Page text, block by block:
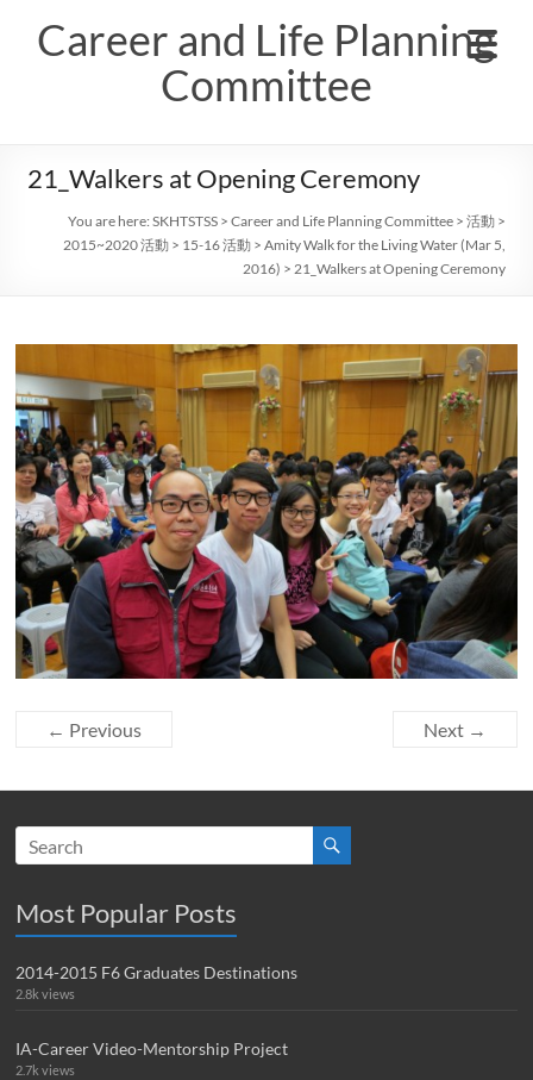
contentCareer and Life Planning
Committee
21_Walkers at Opening Ceremony
You are here:SKHTSTSS >Career and Life Planning Committee >活動 >
2015~2020 活動 > 15-16 活動 >Amity Walk for the Living Water (Mar 5,
2016) >21_Walkers at Opening Ceremony
← Previous Next →
Most Popular Posts
2014-2015 F6 Graduates Destinations
2.8k views
IA-Career Video-Mentorship Project
2.7k views